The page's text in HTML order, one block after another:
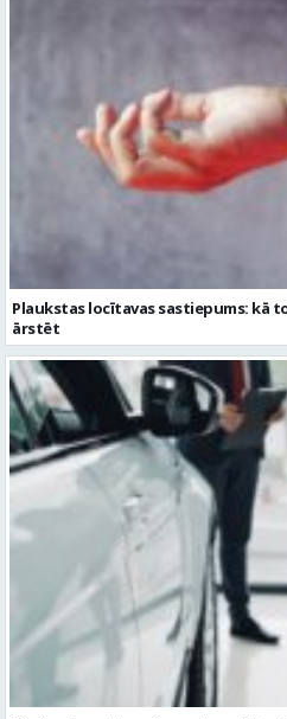
Plaukstas locītavas sastiepums: kā
Kāpēc divus trīs gadus veci